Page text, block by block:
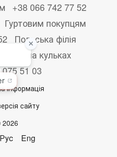
+38 066 742 77 52
Гуртовим покупцям
Польська філія
Друк на кульках
51 03
інформація
сайту
Рус Eng